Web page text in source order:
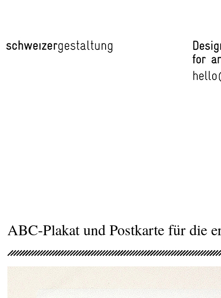
ABC-Plakat und Postkarte für die